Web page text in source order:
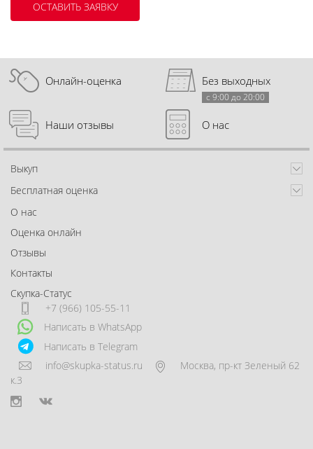
Онлайн-оценка Без выходных
с 9:00 до 20:00
Наши отзывы О нас
Выкуп
Бесплатная оценка
О нас
Оценка онлайн
Отзывы
Контакты
Скупка-Статус
+7 (966) 105-55-11
Написать в WhatsApp
Написать в Telegram
info@skupka-status.ru
Москва, пр-кт Зеленый 62
к.3